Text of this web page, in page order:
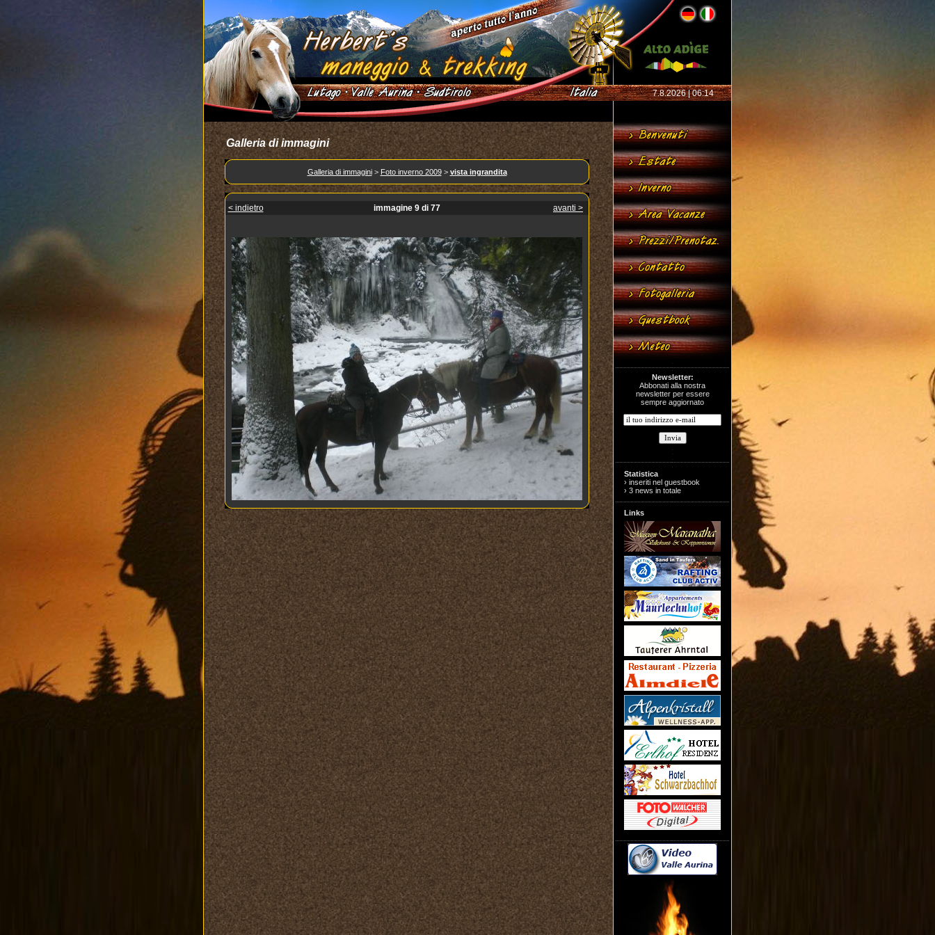
7.8.2026 | 06:14
Galleria di immagini
Galleria di immagini> Foto inverno 2009> vista ingrandita
< indietro immagine 9 di 77 avanti >
Newsletter:
Abbonati alla nostra
newsletter per essere
sempre aggiornato
Statistica
› inseriti nel guestbook
› 3 news in totale
Links